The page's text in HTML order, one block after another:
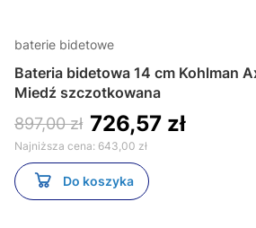
baterie bidetowe
Bateria bidetowa 14 cm Kohlman
Miedź szczotkowana
897,00 zł 726,57 zł
Najniższa cena: 643,00 zł
Do koszyka